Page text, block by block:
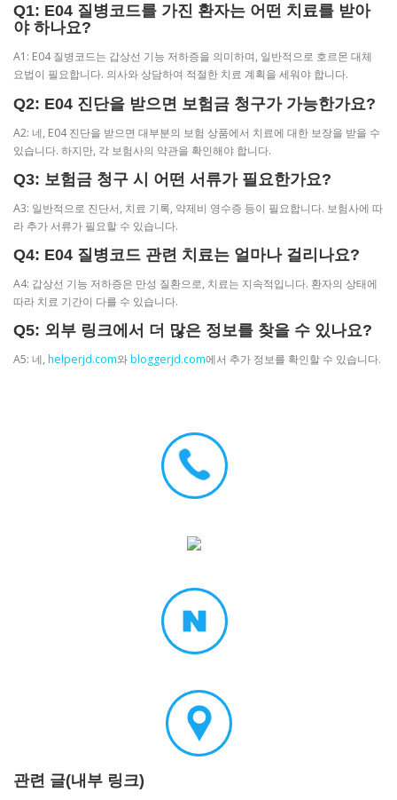
Q1: E04 질병코드를 가진 환자는 어떤 치료를 받아
야 하나요?
A1: E04 질병코드는 갑상선 기능 저하증을 의미하며, 일반적으로 호르몬 대체
요법이 필요합니다. 의사와 상담하여 적절한 치료 계획을 세워야 합니다.
Q2: E04 진단을 받으면 보험금 청구가 가능한가요?
A2: 네, E04 진단을 받으면 대부분의 보험 상품에서 치료에 대한 보장을 받을 수
있습니다. 하지만, 각 보험사의 약관을 확인해야 합니다.
Q3: 보험금 청구 시 어떤 서류가 필요한가요?
A3: 일반적으로 진단서, 치료 기록, 약제비 영수증 등이 필요합니다. 보험사에 따
라 추가 서류가 필요할 수 있습니다.
Q4: E04 질병코드 관련 치료는 얼마나 걸리나요?
A4: 갑상선 기능 저하증은 만성 질환으로, 치료는 지속적입니다. 환자의 상태에
따라 치료 기간이 다를 수 있습니다.
Q5: 외부 링크에서 더 많은 정보를 찾을 수 있나요?
A5: 네, helperjd.com와bloggerjd.com에서 추가 정보를 확인할 수 있습니다.
관련 글(내부 링크)